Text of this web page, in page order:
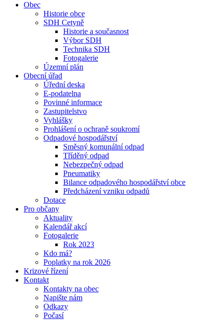
Obec
Historie obce
SDH Cetyně
Historie a současnost
Výbor SDH
Technika SDH
Fotogalerie
Územní plán
Obecní úřad
Úřední deska
E-podatelna
Povinné informace
Zastupitelstvo
Vyhlášky
Prohlášení o ochraně soukromí
Odpadové hospodářství
Směsný komunální odpad
Tříděný odpad
Nebezpečný odpad
Pneumatiky
Bilance odpadového hospodářství obce
Předcházení vzniku odpadů
Dotace
Pro občany
Aktuality
Kalendář akcí
Fotogalerie
Rok 2023
Kdo má?
Poplatky na rok 2026
Krizové řízení
Kontakt
Kontakty na obec
Napište nám
Odkazy
Počasí